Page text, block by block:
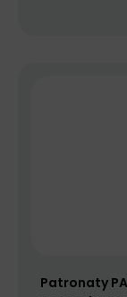
Patronaty